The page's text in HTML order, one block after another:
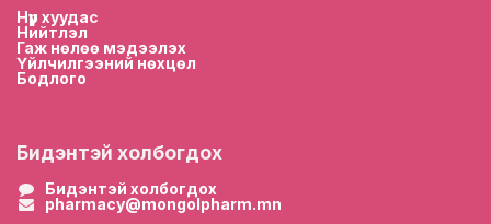
Нүүр хуудас
Нийтлэл
Гаж нөлөө мэдээлэх
Үйлчилгээний нөхцөл
Бодлого
Бидэнтэй холбогдох
Бидэнтэй холбогдох
pharmacy@mongolpharm.mn